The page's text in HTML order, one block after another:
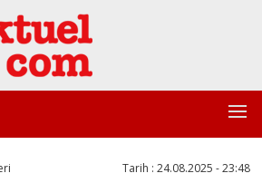
Tarih : 24.08.2025 - 23:48